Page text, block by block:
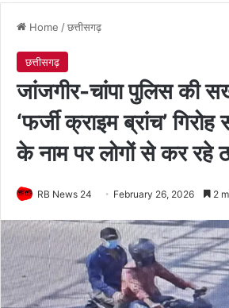
Home /छत्तीसगढ़
छत्तीसगढ़
जांजगीर-चांपा पुलिस की
‘फर्जी क्राइम ब्रांच’
के नाम पर लोगों से कर रहे
RB News 24 February 26, 2026 2